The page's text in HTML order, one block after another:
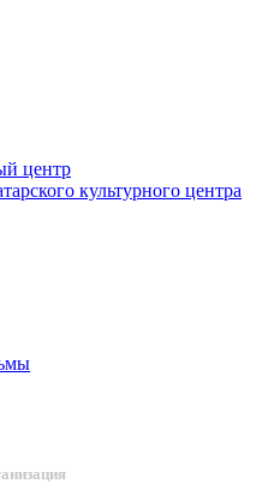
центр
культурного центра